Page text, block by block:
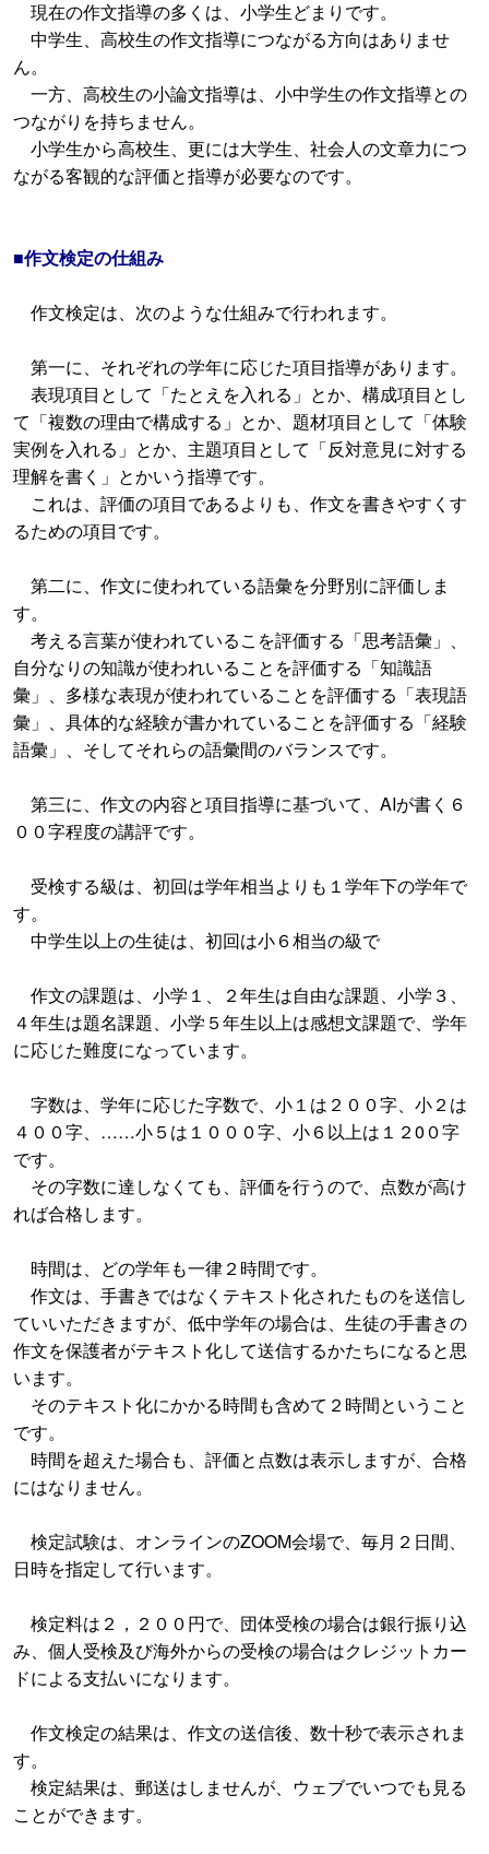
現在の作文指導の多くは、小学生どまりです。
中学生、高校生の作文指導につながる方向はありませ
ん。
一方、高校生の小論文指導は、小中学生の作文指導との
つながりを持ちません。
小学生から高校生、更には大学生、社会人の文章力につ
ながる客観的な評価と指導が必要なのです。
■作文検定の仕組み
作文検定は、次のような仕組みで行われます。
第一に、それぞれの学年に応じた項目指導があります。
表現項目として「たとえを入れる」とか、構成項目とし
て「複数の理由で構成する」とか、題材項目として「体験
実例を入れる」とか、主題項目として「反対意見に対する
理解を書く」とかいう指導です。
これは、評価の項目であるよりも、作文を書きやすくす
るための項目です。
第二に、作文に使われている語彙を分野別に評価しま
す。
考える言葉が使われているこを評価する「思考語彙」、
自分なりの知識が使われいることを評価する「知識語
彙」、多様な表現が使われていることを評価する「表現語
彙」、具体的な経験が書かれていることを評価する「経験
語彙」、そしてそれらの語彙間のバランスです。
第三に、作文の内容と項目指導に基づいて、AIが書く６
００字程度の講評です。
受検する級は、初回は学年相当よりも１学年下の学年で
す。
中学生以上の生徒は、初回は小６相当の級で
作文の課題は、小学１、２年生は自由な課題、小学３、
４年生は題名課題、小学５年生以上は感想文課題で、学年
に応じた難度になっています。
字数は、学年に応じた字数で、小１は２００字、小２は
４００字、……小５は１０００字、小６以上は１２0０字
です。
その字数に達しなくても、評価を行うので、点数が高け
れば合格します。
時間は、どの学年も一律２時間です。
作文は、手書きではなくテキスト化されたものを送信し
ていいただきますが、低中学年の場合は、生徒の手書きの
作文を保護者がテキスト化して送信するかたちになると思
います。
そのテキスト化にかかる時間も含めて２時間ということ
です。
時間を超えた場合も、評価と点数は表示しますが、合格
にはなりません。
検定試験は、オンラインのZOOM会場で、毎月２日間、
日時を指定して行います。
検定料は２，２００円で、団体受検の場合は銀行振り込
み、個人受検及び海外からの受検の場合はクレジットカー
ドによる支払いになります。
作文検定の結果は、作文の送信後、数十秒で表示されま
す。
検定結果は、郵送はしませんが、ウェブでいつでも見る
ことができます。